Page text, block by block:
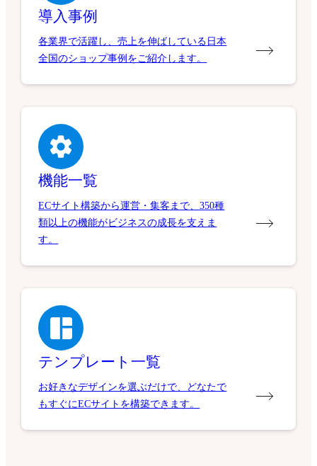
導入事例
各業界で活躍し、売上を伸ばしている日本
全国のショップ事例をご紹介します。
機能一覧
ECサイト構築から運営・集客まで、350種
類以上の機能がビジネスの成長を支えま
す。
テンプレート一覧
お好きなデザインを選ぶだけで、どなたで
もすぐにECサイトを構築できます。